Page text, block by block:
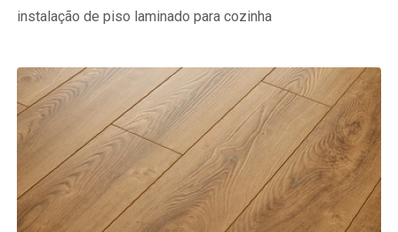
instalação de piso laminado para cozinha